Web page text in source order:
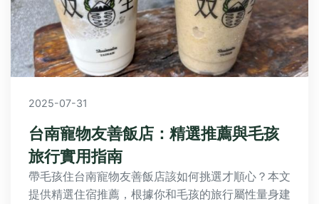
2025-07-31
台南寵物友善飯店：精選推薦與毛孩
旅行實用指南
帶毛孩住台南寵物友善飯店該如何挑選才順心？本文
提供精選住宿推薦，根據你和毛孩的旅行屬性量身建